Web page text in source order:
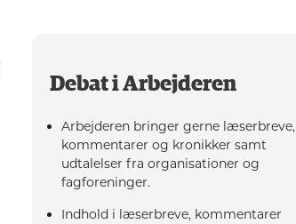
Debat i Arbejderen
Arbejderen bringer gerne læserbreve,
kommentarer og kronikker samt
udtalelser fra organisationer og
fagforeninger.
Indhold i læserbreve, kommentarer